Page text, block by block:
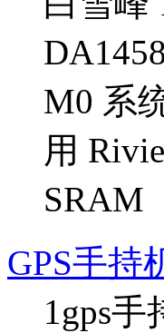
M0 系
用
SRAM
GPS手持
1gps